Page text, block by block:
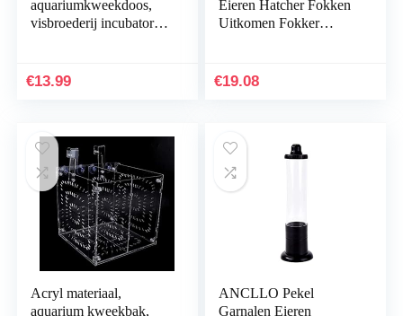
aquariumkweekdoos,
visbroederij incubator,
broederij incubator met
€13.99
Eieren Hatcher Fokken
Uitkomen Fokker
Artemia Eieren
€19.08
Acryl materiaal,
aquarium kweekbak,
ANCLLO Pekel
Garnalen Eieren